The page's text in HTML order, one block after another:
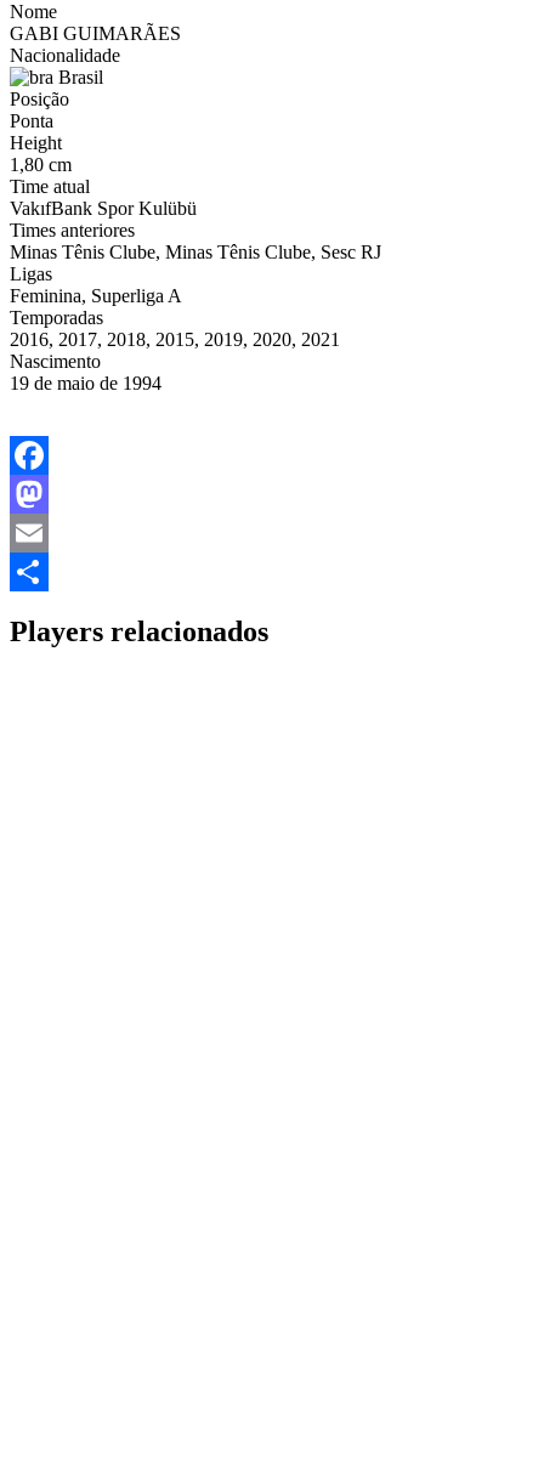
Nome
GABI GUIMARÃES
Nacionalidade
Brasil
Posição
Ponta
Height
1,80 cm
Time atual
VakıfBank Spor Kulübü
Times anteriores
Minas Tênis Clube, Minas Tênis Clube, Sesc RJ
Ligas
Feminina, Superliga A
Temporadas
2016, 2017, 2018, 2015, 2019, 2020, 2021
Nascimento
19 de maio de 1994
Facebook
Mastodon
Email
Players relacionados